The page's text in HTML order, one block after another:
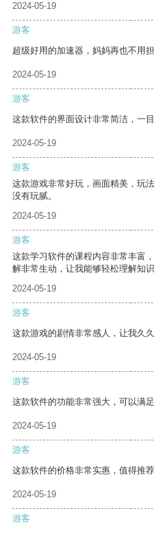
2024-05-19
游客
超级好用的加速器，妈妈再也不用
2024-05-19
游客
这款软件的界面设计非常简洁，一目
2024-05-19
游客
这款游戏非常好玩，画面精美，玩
没有玩腻。
2024-05-19
游客
这款学习软件的课程内容非常丰富
解非常生动，让我能够轻松理解知识
2024-05-19
游客
这款游戏的剧情非常感人，让我久久
2024-05-19
游客
这款软件的功能非常强大，可以满
2024-05-19
游客
这款软件的价格非常实惠，值得推荐
2024-05-19
游客